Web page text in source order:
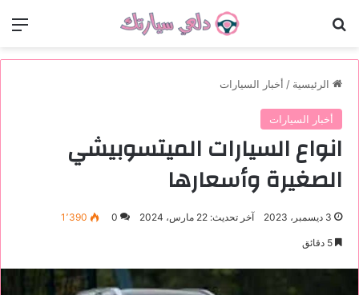
الرئيسية / أخبار السيارات
أخبار السيارات
انواع السيارات الميتسوبيشي
الصغيرة وأسعارها
3 ديسمبر، 2023 آخر تحديث: 22 مارس، 2024 0 1٬390